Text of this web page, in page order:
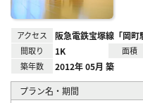
アクセス 阪急電鉄宝塚線「岡町
間取り 1K 面積
築年数 2012年 05月 築
プラン名・期間